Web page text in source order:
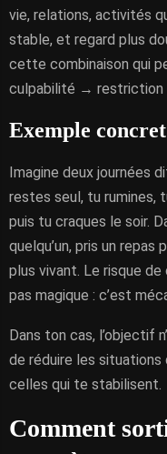
vie, relations, activités
stable, et regard plus
cette combinaison qui
culpabilité → restriction
Exemple concret
Imagine deux journées
restes seul, tu rumines,
puis tu craques le soir.
quelqu’un, pris un repas
plus vivant. Le risque de
pas magique : c’est
Dans ton cas, l’objectif
de réduire les
celles qui te stabilisent.
Comment